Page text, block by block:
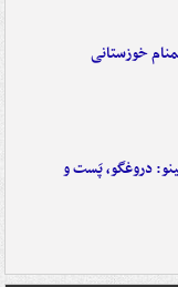
خوزستانی
دروغگو، پَست‌ و